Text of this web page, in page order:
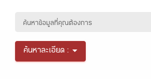
ค้นหาละเอียด :